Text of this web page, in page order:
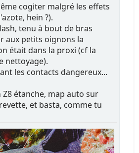
cogiter malgré les effets
hein ?).
tenu à bout de bras
aux petits oignons la
était dans la proxi (cf la
nettoyage).
les contacts dangereux...
Z8 étanche, map auto sur
et basta, comme tu